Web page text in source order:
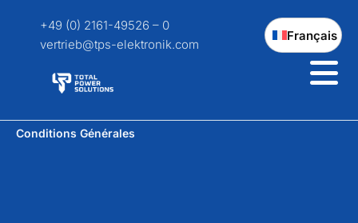
+49 (0) 2161-49526 – 0
vertrieb@tps-elektronik.com
Français
Conditions Générales